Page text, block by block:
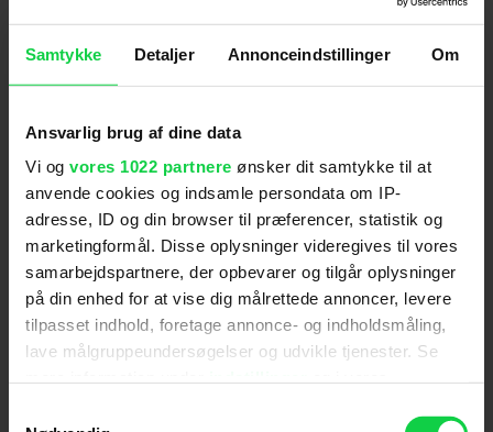
Samtykke Detaljer Annonceindstillinger Om
Ansvarlig brug af dine data
Vi og vores 1022 partnere ønsker dit samtykke til at
anvende cookies og indsamle persondata om IP-
adresse, ID og din browser til præferencer, statistik og
marketingformål. Disse oplysninger videregives til vores
samarbejdspartnere, der opbevarer og tilgår oplysninger
på din enhed for at vise dig målrettede annoncer, levere
tilpasset indhold, foretage annonce- og indholdsmåling,
lave målgruppeundersøgelser og udvikle tjenester. Se
- Jeg forstod, hvordan min karakter passede ind i
det store billede. Selvom hun kun dukker op i et
fortæller Anderson til kino.dk.
- Men det er også bare en ære at være med i
noget, som jeg var af fan af til at begynde med.
'TRON: Ares' kan ses i biografen nu.
Se video-interview med Gillian
Anderson herunder.
marketingcookies være slået til. Klik her